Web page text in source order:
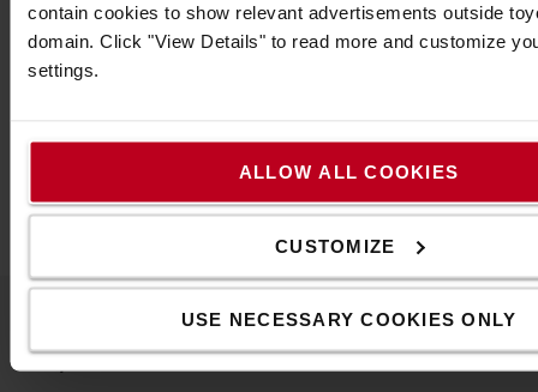
contain cookies to show relevant advertisements outside
domain. Click "View Details" to read more and customize
settings.
ALLOW ALL COOKIES
CUSTOMIZE
USE NECESSARY COOKIES ONLY
Vegye fel velünk a kapcsolatot
A Toyotáról